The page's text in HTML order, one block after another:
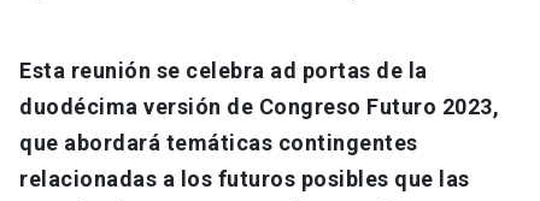
Esta reunión se celebra ad portas de la
duodécima versión de Congreso Futuro 2023,
que abordará temáticas contingentes
relacionadas a los futuros posibles que las